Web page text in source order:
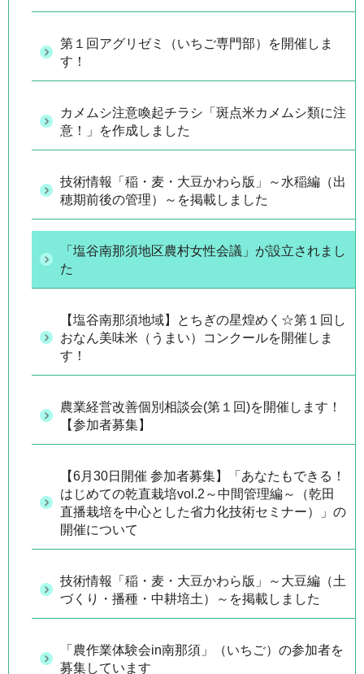
第１回アグリゼミ（いちご専門部）を開催しま
す！
カメムシ注意喚起チラシ「斑点米カメムシ類に注
意！」を作成しました
技術情報「稲・麦・大豆かわら版」～水稲編（出
穂期前後の管理）～を掲載しました
「塩谷南那須地区農村女性会議」が設立されまし
た
【塩谷南那須地域】とちぎの星煌めく☆第１回し
おなん美味米（うまい）コンクールを開催しま
す！
農業経営改善個別相談会(第１回)を開催します！
【参加者募集】
【6月30日開催 参加者募集】「あなたもできる！
はじめての乾直栽培vol.2～中間管理編～（乾田
直播栽培を中心とした省力化技術セミナー）」の
開催について
技術情報「稲・麦・大豆かわら版」～大豆編（土
づくり・播種・中耕培土）～を掲載しました
「農作業体験会in南那須」（いちご）の参加者を
募集しています